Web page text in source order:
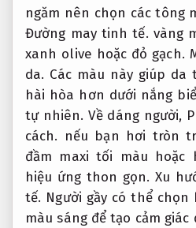
ngăm nên chọn các tông
Đường may tinh tế. vàng
xanh olive hoặc đỏ gạch.
da. Các màu này giúp da
hài hòa hơn dưới nắng
tự nhiên. Về dáng người,
cách. nếu bạn hơi tròn
đầm maxi tối màu
hiệu ứng thon gọn. Xu
tế. Người gầy có thể
màu sáng để tạo cảm giác